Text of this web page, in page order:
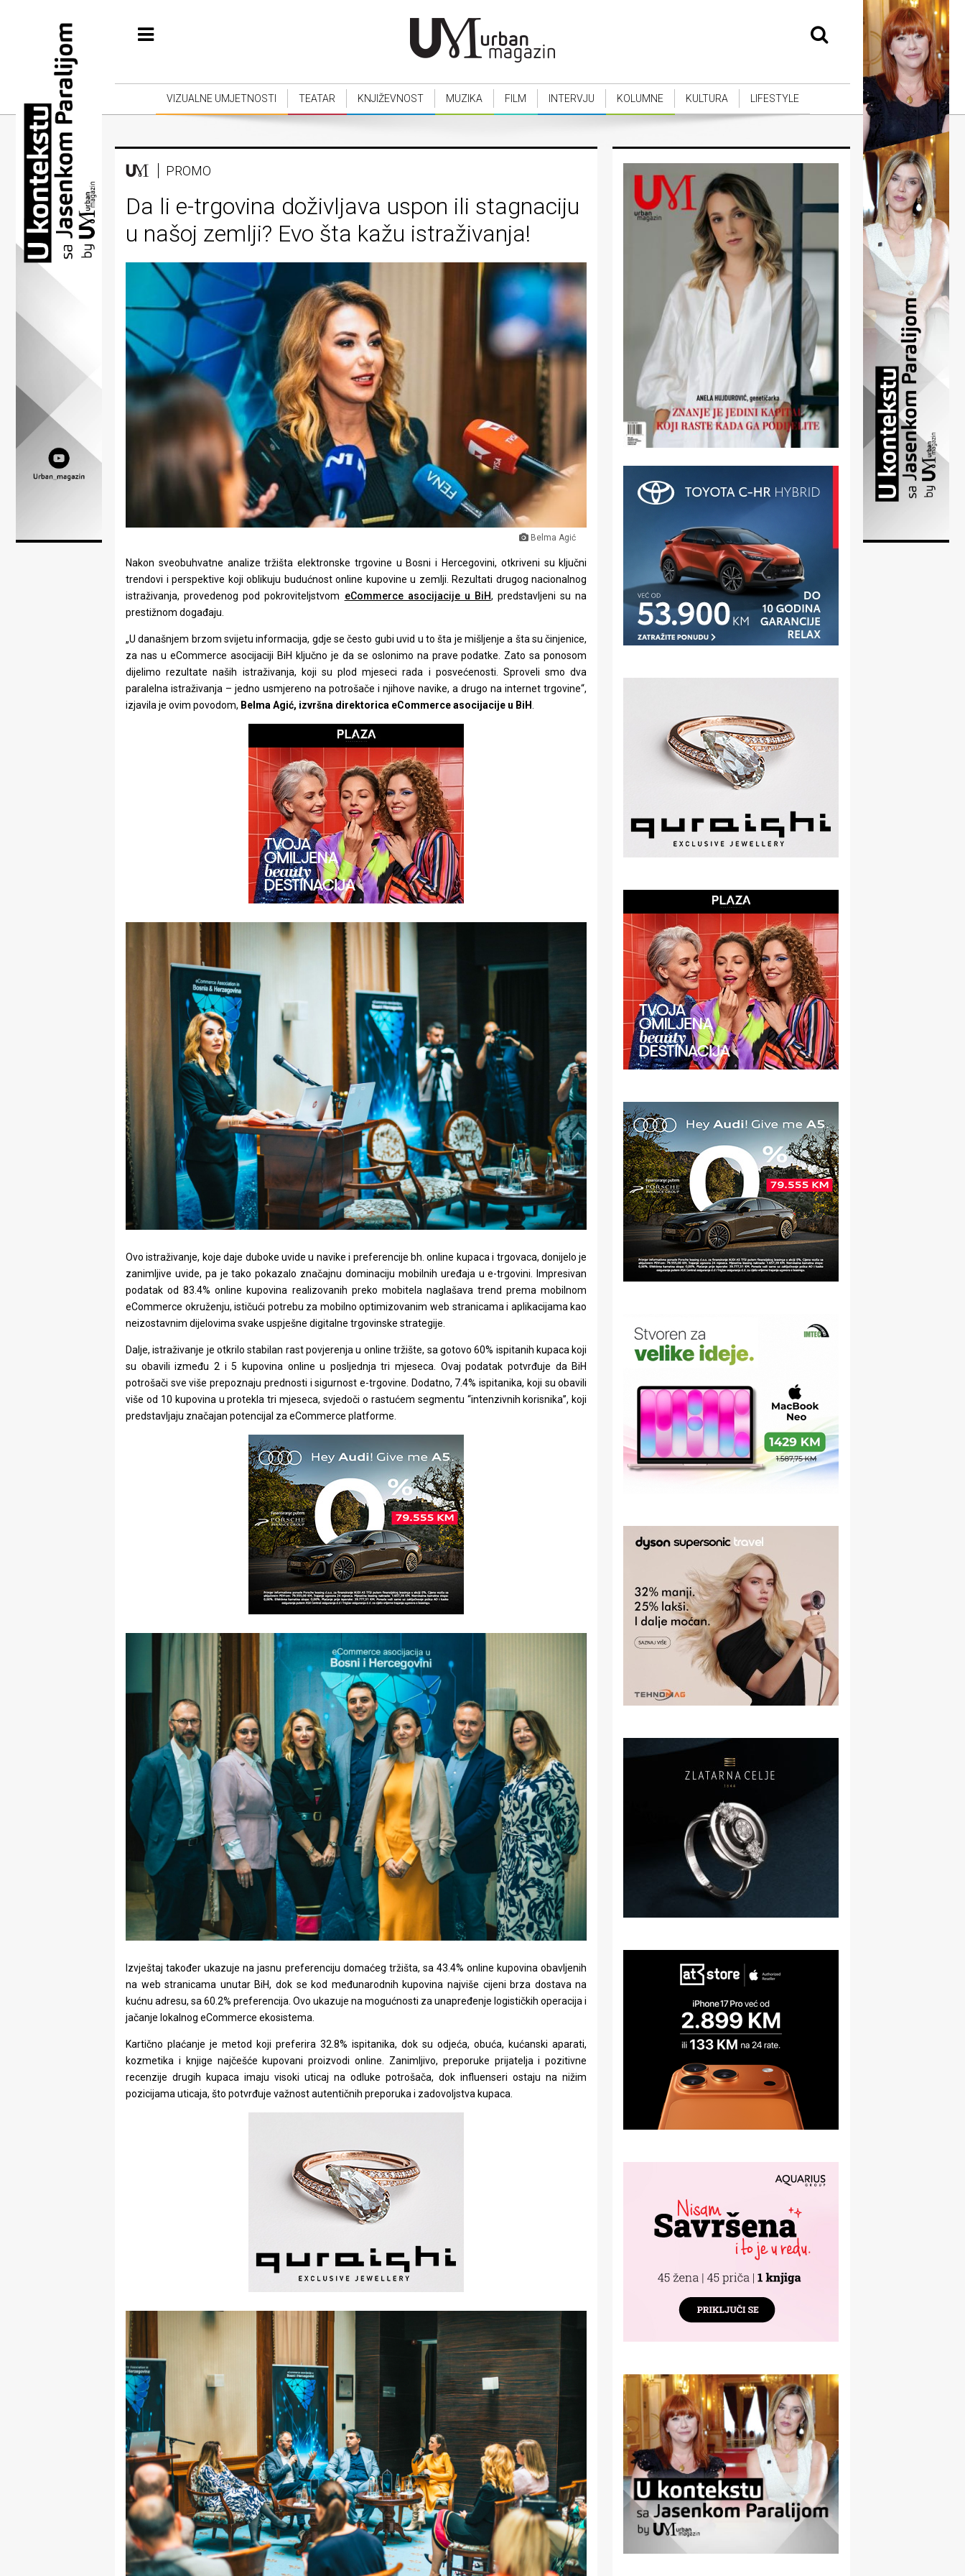
Vizualne
umjetnosti
Teatar
Književnost
Muzika
Film
Intervju
Kolumne
Lifestyle
Beauty
Zdravlje
stolom
u
VIZUALNE UMJETNOSTI TEATAR KNJIŽEVNOST MUZIKA FILM INTERVJU KOLUMNE KULTURA LIFESTYLE
PROMO
Da li e-trgovina doživljava uspon ili stagnaciju
u našoj zemlji? Evo šta kažu istraživanja!
Belma Agić
Nakon sveobuhvatne analize tržišta elektronske trgovine u Bosni i Hercegovini, otkriveni su ključni
trendovi i perspektive koji oblikuju budućnost online kupovine u zemlji. Rezultati drugog nacionalnog
istraživanja, provedenog pod pokroviteljstvom eCommerce asocijacije u BiH, predstavljeni su na
prestižnom događaju.
„U današnjem brzom svijetu informacija, gdje se često gubi uvid u to šta je mišljenje a šta su činjenice,
za nas u eCommerce asocijaciji BiH ključno je da se oslonimo na prave podatke. Zato sa ponosom
dijelimo rezultate naših istraživanja, koji su plod mjeseci rada i posvećenosti. Sproveli smo dva
paralelna istraživanja – jedno usmjereno na potrošače i njihove navike, a drugo na internet trgovine“,
izjavila je ovim povodom, Belma Agić, izvršna direktorica eCommerce asocijacije u BiH
Ovo istraživanje, koje daje duboke uvide u navike i preferencije bh. online kupaca i trgovaca, donijelo je
zanimljive uvide, pa je tako pokazalo značajnu dominaciju mobilnih uređaja u e-trgovini. Impresivan
podatak od 83.4% online kupovina realizovanih preko mobitela naglašava trend prema mobilnom
eCommerce okruženju, ističući potrebu za mobilno optimizovanim web stranicama i aplikacijama kao
neizostavnim dijelovima svake uspješne digitalne trgovinske strategije.
Dalje, istraživanje je otkrilo stabilan rast povjerenja u online tržište, sa gotovo 60% ispitanih kupaca koji
su obavili između 2 i 5 kupovina online u posljednja tri mjeseca. Ovaj podatak potvrđuje da BiH
potrošači sve više prepoznaju prednosti i sigurnost e-trgovine. Dodatno, 7.4% ispitanika, koji su obavili
više od 10 kupovina u protekla tri mjeseca, svjedoči o rastućem segmentu “intenzivnih korisnika”, koji
predstavljaju značajan potencijal za eCommerce platforme.
Izvještaj također ukazuje na jasnu preferenciju domaćeg tržišta, sa 43.4% online kupovina obavljenih
na web stranicama unutar BiH, dok se kod međunarodnih kupovina najviše cijeni brza dostava na
kućnu adresu, sa 60.2% preferencija. Ovo ukazuje na mogućnosti za unapređenje logističkih operacija i
jačanje lokalnog eCommerce ekosistema.
Kartično plaćanje je metod koji preferira 32.8% ispitanika, dok su odjeća, obuća, kućanski aparati,
kozmetika i knjige najčešće kupovani proizvodi online. Zanimljivo, preporuke prijatelja i pozitivne
recenzije drugih kupaca imaju visoki uticaj na odluke potrošača, dok influenseri ostaju na nižim
pozicijama uticaja, što potvrđuje važnost autentičnih preporuka i zadovoljstva kupaca.